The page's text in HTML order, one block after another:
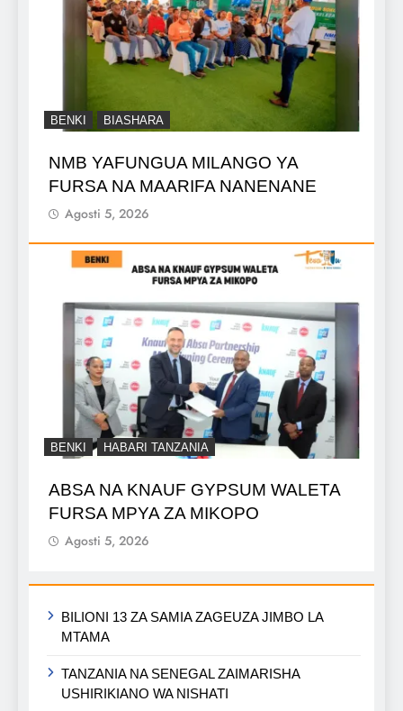
BENKI BIASHARA
NMB YAFUNGUA MILANGO YA
FURSA NA MAARIFA NANENANE
Agosti 5, 2026
BENKI HABARI TANZANIA
ABSA NA KNAUF GYPSUM WALETA
FURSA MPYA ZA MIKOPO
Agosti 5, 2026
BILIONI 13 ZA SAMIA ZAGEUZA JIMBO LA
MTAMA
TANZANIA NA SENEGAL ZAIMARISHA
USHIRIKIANO WA NISHATI